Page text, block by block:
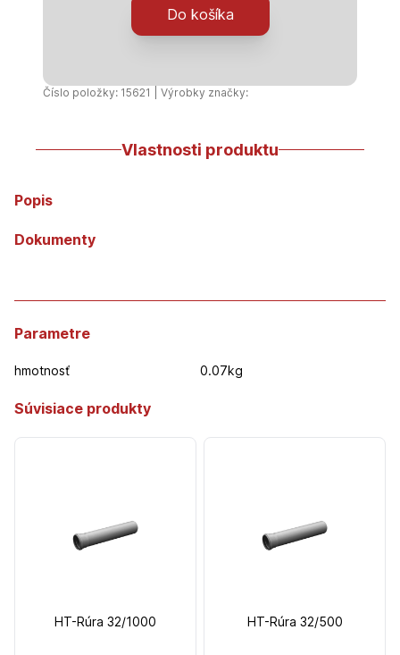
krátka
Do košíka
Číslo položky: 15621 | Výrobky značky:
Vlastnosti produktu
Popis
Dokumenty
Parametre
hmotnosť 0.07kg
Súvisiace produkty
HT-Rúra 32/1000 HT-Rúra 32/500